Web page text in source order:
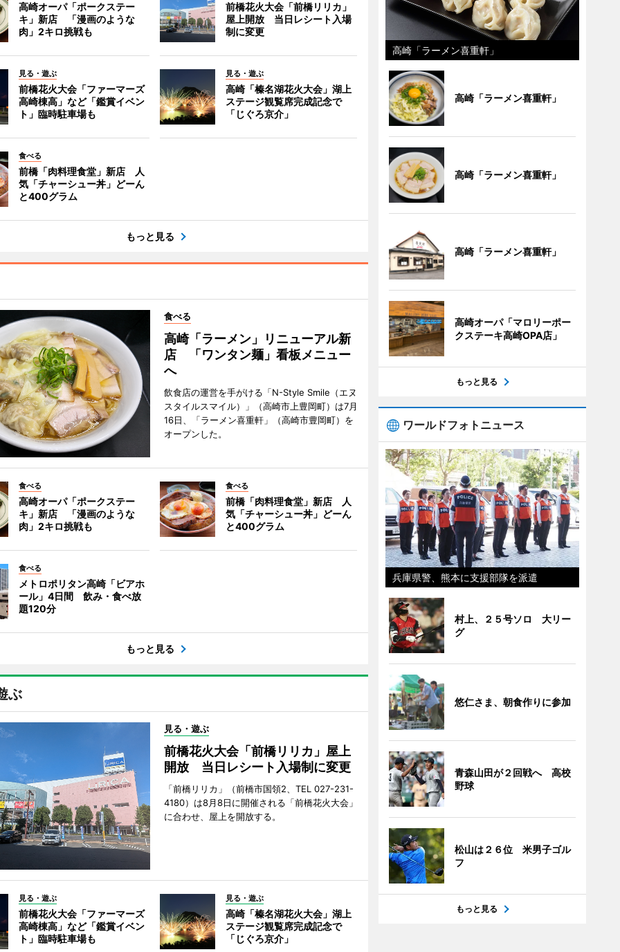
高崎オーパ「ポークステー
キ」新店 「漫画のような
肉」2キロ挑戦も
前橋花火大会「前橋リリカ」
屋上開放 当日レシート入場
制に変更
見る・遊ぶ
前橋花火大会「ファーマーズ
高崎棟高」など「鑑賞イベン
ト」臨時駐車場も
見る・遊ぶ
高崎「榛名湖花火大会」湖上
ステージ観覧席完成記念で
「じぐろ京介」
食べる
前橋「肉料理食堂」新店 人
気「チャーシュー丼」どーん
と400グラム
もっと見る
食べる
高崎「ラーメン」リニューアル新
店 「ワンタン麺」看板メニュー
へ
飲食店の運営を手がける「N-Style Smile（エヌ
スタイルスマイル）」（高崎市上豊岡町）は7月
16日、「ラーメン喜重軒」（高崎市豊岡町）を
オープンした。
食べる
高崎オーパ「ポークステー
キ」新店 「漫画のような
肉」2キロ挑戦も
食べる
前橋「肉料理食堂」新店 人
気「チャーシュー丼」どーん
と400グラム
食べる
メトロポリタン高崎「ビアホ
ール」4日間 飲み・食べ放
題120分
もっと見る
ぶ
見る・遊ぶ
前橋花火大会「前橋リリカ」屋上
開放 当日レシート入場制に変更
「前橋リリカ」（前橋市国領2、TEL 027-231-
4180）は8月8日に開催される「前橋花火大会」
に合わせ、屋上を開放する。
見る・遊ぶ
前橋花火大会「ファーマーズ
高崎棟高」など「鑑賞イベン
ト」臨時駐車場も
見る・遊ぶ
高崎「榛名湖花火大会」湖上
ステージ観覧席完成記念で
「じぐろ京介」
高崎「ラーメン喜重軒」
高崎「ラーメン喜重軒」
高崎「ラーメン喜重軒」
高崎「ラーメン喜重軒」
高崎オーパ「マロリーポー
クステーキ高崎OPA店」
もっと見る
ワールドフォトニュース
兵庫県警、熊本に支援部隊を派遣
村上、２５号ソロ 大リー
グ
悠仁さま、朝食作りに参加
青森山田が２回戦へ 高校
野球
松山は２６位 米男子ゴル
フ
もっと見る